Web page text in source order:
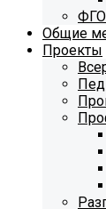
Общие
Проекты